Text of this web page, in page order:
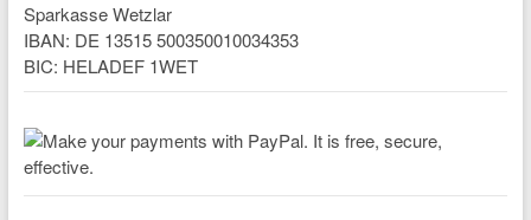
Sparkasse Wetzlar
IBAN: DE 13515 500350010034353
BIC: HELADEF 1WET